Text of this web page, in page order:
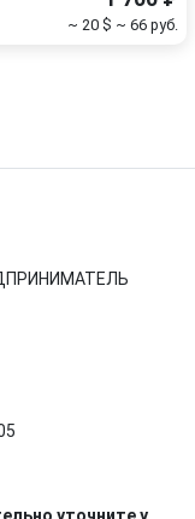
~ 20 $ ~ 66 руб.
уточните у